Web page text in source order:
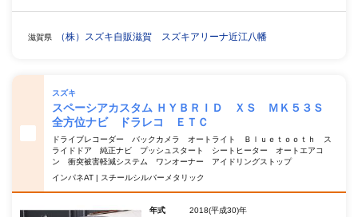
滋賀県 （株）スズキ自販滋賀 スズキアリーナ近江八幡
スズキ
スペーシアカスタム ＨＹＢＲＩＤ ＸＳ ＭＫ５３Ｓ
全方位ナビ ドラレコ ＥＴＣ
ドライブレコーダー バックカメラ オートライト Ｂｌｕｅｔｏｏｔｈ ス
ライドドア 純正ナビ プッシュスタート シートヒーター オートエアコ
ン 衝突被害軽減システム ワンオーナー アイドリングストップ
インパネAT | スチールシルバーメタリック
年式
2018(平成30)年